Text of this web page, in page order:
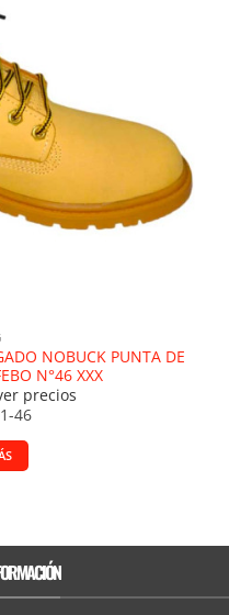
NOBUCK PUNTA DE
N°46 XXX
precios
46